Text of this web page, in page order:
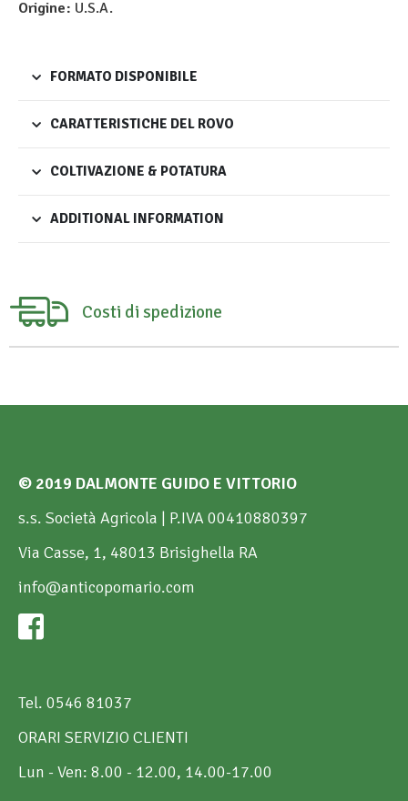
Origine: U.S.A.
FORMATO DISPONIBILE
CARATTERISTICHE DEL ROVO
COLTIVAZIONE & POTATURA
ADDITIONAL INFORMATION
Costi di spedizione
© 2019 DALMONTE GUIDO E VITTORIO
s.s. Società Agricola | P.IVA 00410880397
Via Casse, 1, 48013 Brisighella RA
info@anticopomario.com
Tel. 0546 81037
ORARI SERVIZIO CLIENTI
Lun - Ven: 8.00 - 12.00, 14.00-17.00